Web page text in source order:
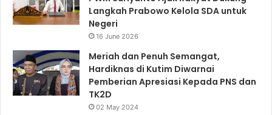
Langkah Prabowo Kelola SDA untuk
Negeri
16 June 2026
Meriah dan Penuh Semangat,
Hardiknas di Kutim Diwarnai
Pemberian Apresiasi Kepada PNS dan
TK2D
02 May 2024